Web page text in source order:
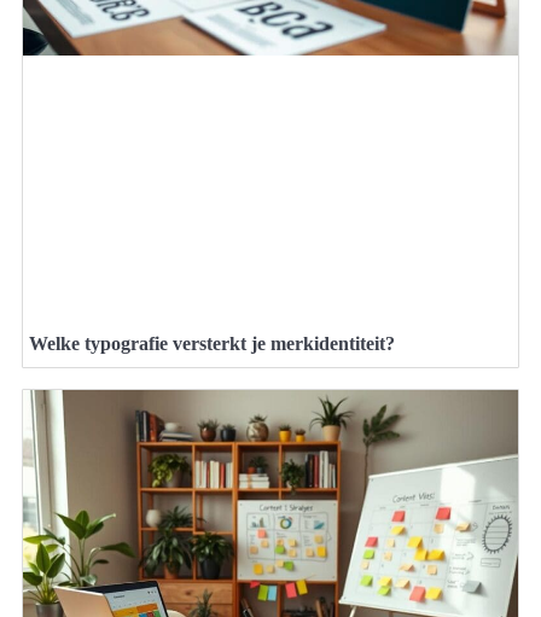
Welke typografie versterkt je merkidentiteit?